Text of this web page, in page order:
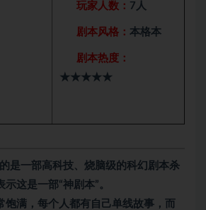
玩家人数： 7人
剧本风格： 本格本
剧本热度：
★★★★★
是一部高科技、烧脑级的科幻 剧本杀
示这是一部“神剧本”。
饱满，每个人都有自己单线故事，而